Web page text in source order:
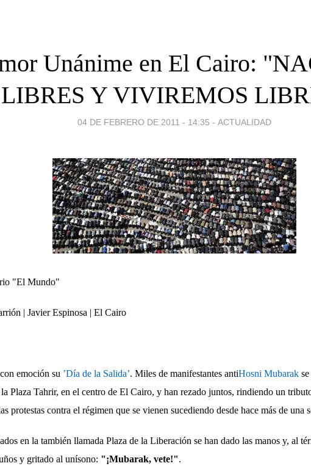
Unánime en El Cairo:
LIBRES Y VIVIREMOS
04 DE FEBRERO DE 2011 - 14:35 - ACTUALIDAD
"El Mundo"
| Javier Espinosa | El Cairo
emoción su ’Día de la Salida’. Miles de manifestantes antiHosni Mubarak
Plaza Tahrir, en el centro de El Cairo, y han rezado juntos, rindiendo un
protestas contra el régimen que se vienen sucediendo desde hace más de una
en la también llamada Plaza de la Liberación se han dado las manos y, al
y gritado al unísono: "¡Mubarak, vete!".